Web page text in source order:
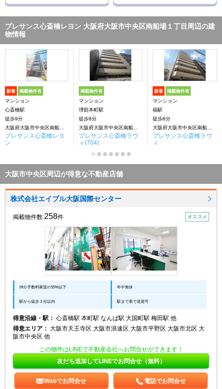
プレサンス心斎橋レヨン 大阪府大阪市中央区南船場１丁目周辺の建
物情報
新着 掲載物件有
マンション
心斎橋駅
徒歩9分
プレサンス心斎橋レヨ
ン
掲載物件有
マンション
堺筋本町駅
徒歩8分
プレサンス心斎橋ラヴ
ィ(704)
新着 掲載物件有
マンション
福駅
徒歩8分
プレサンス心斎橋ラヴ
ィ
大阪市中央区周辺が得意な不動産店舗
株式会社エイブル大阪国際センター
掲載物件数:258件 オススメ
仲介手数料家賃の55%以下 年中無休
駅から徒歩３分以内 駅まで車で送迎可
得意沿線・駅： 心斎橋駅 本町駅 なんば駅 大国町駅 梅田駅 他
得意エリア： 大阪市天王寺区 大阪市浪速区 大阪市平野区 大阪市北区 大
阪市中央区 他
この物件はLINEで不動産会社へお問合せができます！
友だち追加してLINEでお問合せ（無料）
Webでお問合せ 電話でお問合せ